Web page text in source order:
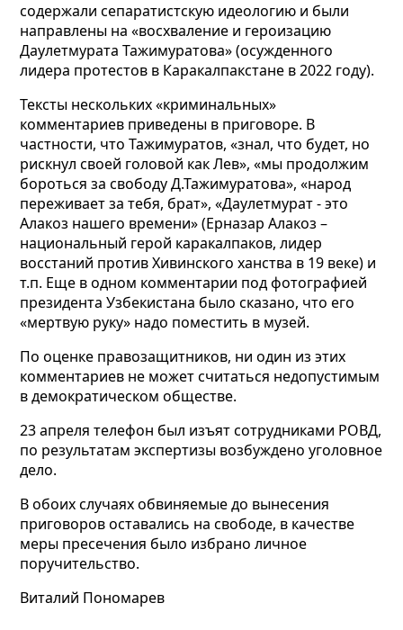
содержали сепаратистскую идеологию и были
направлены на «восхваление и героизацию
Даулетмурата Тажимуратова» (осужденного
лидера протестов в Каракалпакстане в 2022 году).
Тексты нескольких «криминальных»
комментариев приведены в приговоре. В
частности, что Тажимуратов, «знал, что будет, но
рискнул своей головой как Лев», «мы продолжим
бороться за свободу Д.Тажимуратова», «народ
переживает за тебя, брат», «Даулетмурат - это
Алакоз нашего времени» (Ерназар Алакоз –
национальный герой каракалпаков, лидер
восстаний против Хивинского ханства в 19 веке) и
т.п. Еще в одном комментарии под фотографией
президента Узбекистана было сказано, что его
«мертвую руку» надо поместить в музей.
По оценке правозащитников, ни один из этих
комментариев не может считаться недопустимым
в демократическом обществе.
23 апреля телефон был изъят сотрудниками РОВД,
по результатам экспертизы возбуждено уголовное
дело.
В обоих случаях обвиняемые до вынесения
приговоров оставались на свободе, в качестве
меры пресечения было избрано личное
поручительство.
Виталий Пономарев